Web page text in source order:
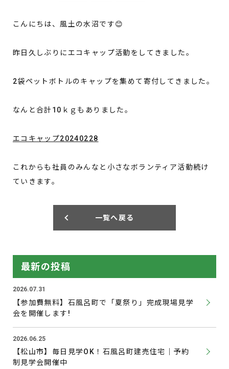
こんにちは、風土の水沼です😊
昨日久しぶりにエコキャップ活動をしてきました。
2袋ペットボトルのキャップを集めて寄付してきました。
なんと合計10ｋｇもありました。
エコキャップ20240228
これからも社員のみんなと小さなボランティア活動続け
ていきます。
一覧へ戻る
最新の投稿
2026.07.31
【参加費無料】石風呂町で「夏祭り」完成現場見学
会を開催します!
2026.06.25
【松山市】毎日見学OK！石風呂町建売住宅｜予約
制見学会開催中